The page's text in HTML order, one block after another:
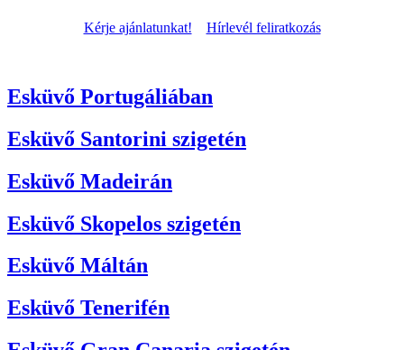
Kérje ajánlatunkat! Hírlevél feliratkozás
Esküvő Portugáliában
Esküvő Santorini szigetén
Esküvő Madeirán
Esküvő Skopelos szigetén
Esküvő Máltán
Esküvő Tenerifén